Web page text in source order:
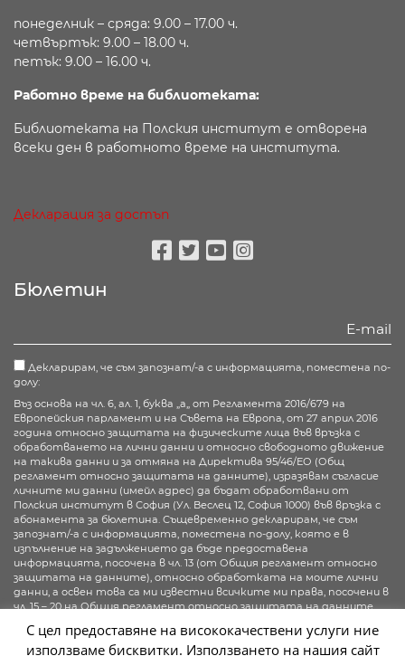
понеделник – сряда: 9.00 – 17.00 ч.
четвъртък: 9.00 – 18.00 ч.
петък: 9.00 – 16.00 ч.
Работно време на библиотеката:
Библиотеката на Полския институт е отворена
всеки ден в работното време на института.
Декларация за достъп
Бюлетин
Декларирам, че съм запознат/-а с информацията, поместена по-
долу:
Въз основа на чл. 6, ал. 1, буква „а„ от Регламента 2016/679 на
Европейския парламент и на Съвета на Европа, от 27 април 2016
година относно защитата на физическите лица във връзка с
обработването на лични данни и относно свободното движение
на такива данни и за отмяна на Директива 95/46/ЕО (Общ
регламент относно защитата на данните), изразявам съгласие
личните ми данни (имейл адрес) да бъдат обработвани от
Полския институт в София (Ул. Веслец 12, София 1000) във връзка с
абонамента за бюлетина. Същевременно декларирам, че съм
запознат/-а с информацията, поместена по-долу, която е в
изпълнение на задължението да бъде предоставена
информацията, посочена в чл. 13 (от Общия регламент относно
защитата на данните), относно обработката на моите лични
данни, а освен това са ми известни всичките ми права, посочени в
чл. 15 – 20 на Общия регламент относно защитата на данните.
Повече информация
С цел предоставяне на висококачествени услуги ние
използваме бисквитки. Използването на нашия сайт